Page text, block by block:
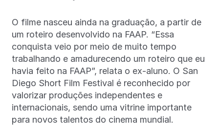
O filme nasceu ainda na graduação, a partir de
um roteiro desenvolvido na FAAP. “Essa
conquista veio por meio de muito tempo
trabalhando e amadurecendo um roteiro que eu
havia feito na FAAP”, relata o ex-aluno. O San
Diego Short Film Festival é reconhecido por
valorizar produções independentes e
internacionais, sendo uma vitrine importante
para novos talentos do cinema mundial.